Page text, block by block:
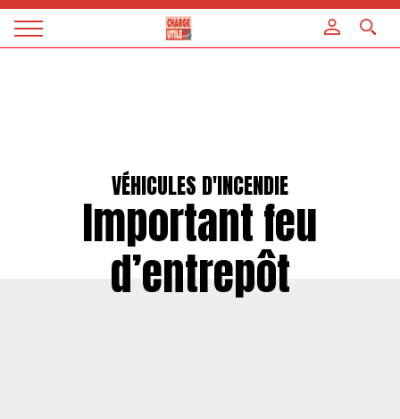
Magazine
VÉHICULES D'INCENDIE
Important feu
d’entrepôt
Panneau de gestion des cookies